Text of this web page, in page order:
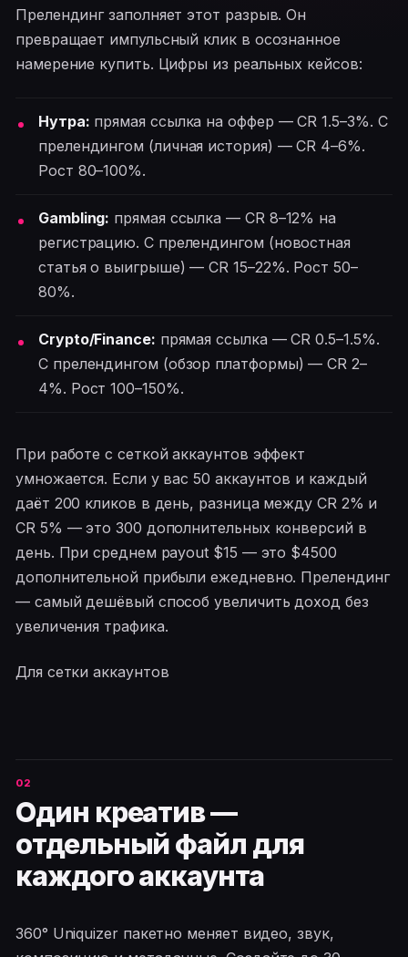
Прелендинг заполняет этот разрыв. Он
превращает импульсный клик в осознанное
намерение купить. Цифры из реальных кейсов:
Нутра: прямая ссылка на оффер — CR 1.5–3%. С
прелендингом (личная история) — CR 4–6%.
Рост 80–100%.
Gambling: прямая ссылка — CR 8–12% на
регистрацию. С прелендингом (новостная
статья о выигрыше) — CR 15–22%. Рост 50–
80%.
Crypto/Finance: прямая ссылка — CR 0.5–1.5%.
С прелендингом (обзор платформы) — CR 2–
4%. Рост 100–150%.
При работе с сеткой аккаунтов эффект
умножается. Если у вас 50 аккаунтов и каждый
даёт 200 кликов в день, разница между CR 2% и
CR 5% — это 300 дополнительных конверсий в
день. При среднем payout $15 — это $4500
дополнительной прибыли ежедневно. Прелендинг
— самый дешёвый способ увеличить доход без
увеличения трафика.
Для сетки аккаунтов
Один креатив —
отдельный файл для
каждого аккаунта
360° Uniquizer пакетно меняет видео, звук,